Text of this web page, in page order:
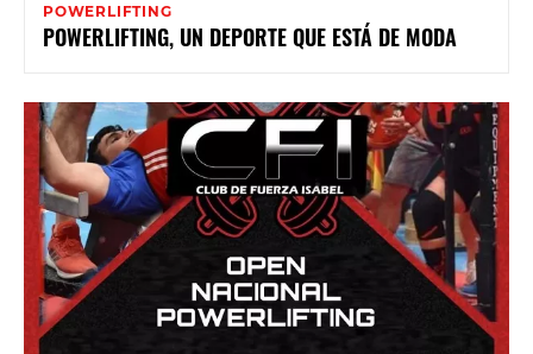
POWERLIFTING
POWERLIFTING, UN DEPORTE QUE ESTÁ DE MODA